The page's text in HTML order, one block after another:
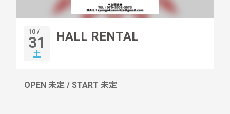
10 /
31
土
HALL RENTAL
OPEN 未定 / START 未定